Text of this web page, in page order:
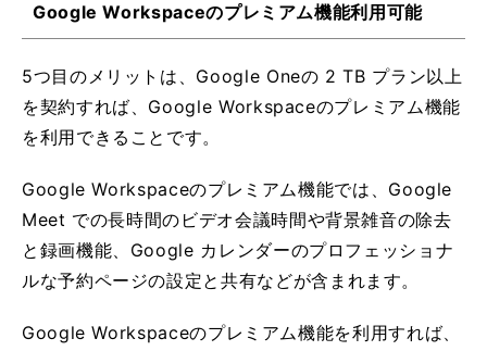
Google Workspaceのプレミアム機能利用可能
5つ目のメリットは、Google Oneの 2 TB プラン以上
を契約すれば、Google Workspaceのプレミアム機能
を利用できることです。
Google Workspaceのプレミアム機能では、Google
Meet での長時間のビデオ会議時間や背景雑音の除去
と録画機能、Google カレンダーのプロフェッショナ
ルな予約ページの設定と共有などが含まれます。
Google Workspaceのプレミアム機能を利用すれば、